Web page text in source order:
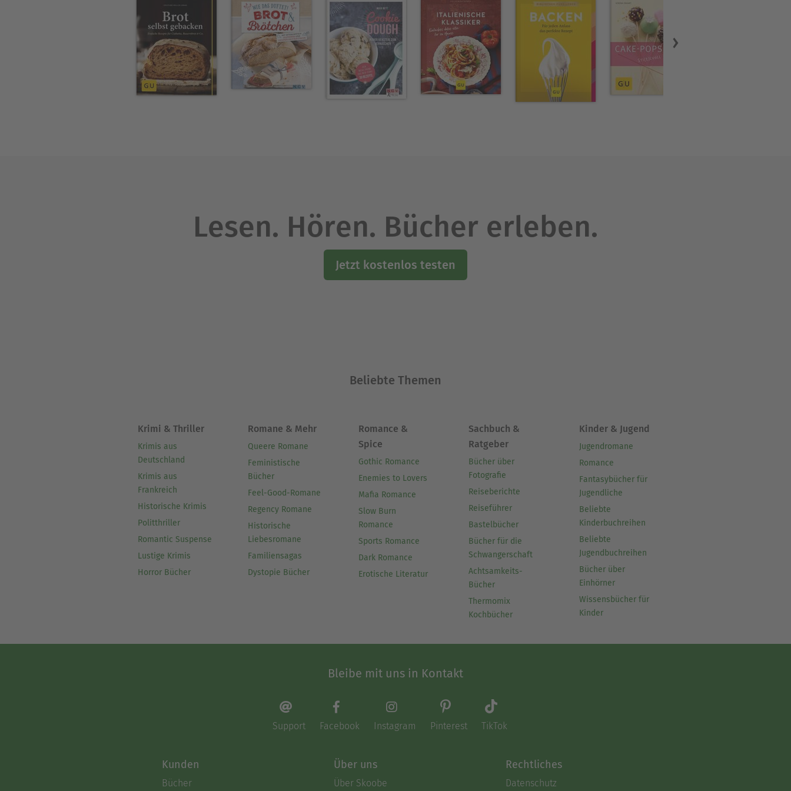
Lesen. Hören. Bücher erleben.
Jetzt kostenlos testen
Beliebte Themen
Krimi & Thriller
Krimis aus
Deutschland
Krimis aus
Frankreich
Historische Krimis
Politthriller
Romantic Suspense
Lustige Krimis
Horror Bücher
Romane & Mehr
Queere Romane
Feministische
Bücher
Feel-Good-Romane
Regency Romane
Historische
Liebesromane
Familiensagas
Dystopie Bücher
Romance &
Spice
Gothic Romance
Enemies to Lovers
Mafia Romance
Slow Burn
Romance
Sports Romance
Dark Romance
Erotische Literatur
Sachbuch &
Ratgeber
Bücher über
Fotografie
Reiseberichte
Reiseführer
Bastelbücher
Bücher für die
Schwangerschaft
Achtsamkeits-
Bücher
Thermomix
Kochbücher
Kinder & Jugend
Jugendromane
Romance
Fantasybücher für
Jugendliche
Beliebte
Kinderbuchreihen
Beliebte
Jugendbuchreihen
Bücher über
Einhörner
Wissensbücher für
Kinder
Bleibe mit uns in Kontakt
Support Facebook Instagram Pinterest TikTok
Kunden
Bücher
Über uns
Über Skoobe
Rechtliches
Datenschutz